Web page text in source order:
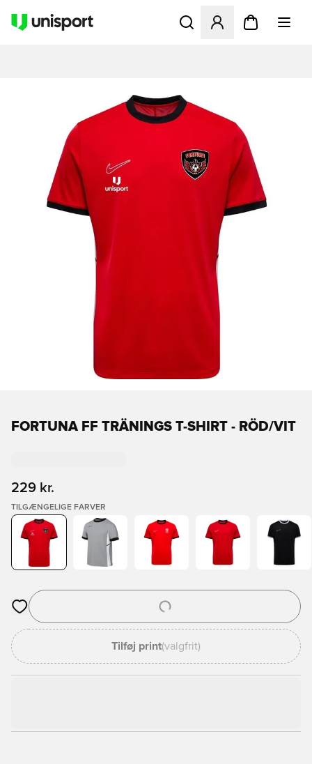
Åbner en Modal til at
FORTUNA FF TRÄNINGS T-SHIRT - RÖD/VIT
229 kr.
TILGÆNGELIGE FARVER
Åbner en Modal til at logge ind eller tilmelde dig som medlem
Tilføj print(valgfrit)